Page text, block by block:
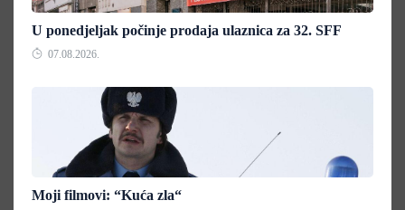
U ponedjeljak počinje prodaja ulaznica za 32. SFF
07.08.2026.
Moji filmovi: “Kuća zla“